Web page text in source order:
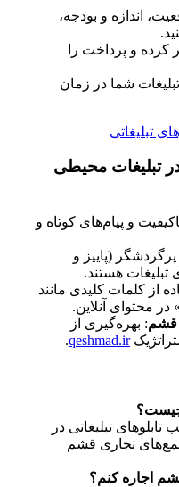
اندازه و بودجه،
کرده و پرداخت را
شما در زمان
تبلیغاتی
تبلیغات محیطی
و پیام‌های کوتاه و
(پاییز و
تبلیغات هستند.
از کلمات کلیدی مانند
محتوای آنلاین.
قشم: بهره‌گیری از
qeshmad.ir
.
تبلیغاتی در
تجاری قشم
اجاره کنم؟